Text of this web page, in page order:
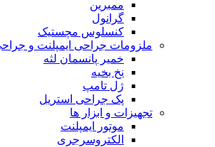
ممبرین
گرانول
کنسلوس مچستیک
ملزومات جراحی ایمپلنت و
خمیر پانسمان لثه
نخ بخیه
ژل تامپ
پک جراحی استریل
تجهیزات و ابزار ها
موتور ایمپلنت
الکتروسرجری